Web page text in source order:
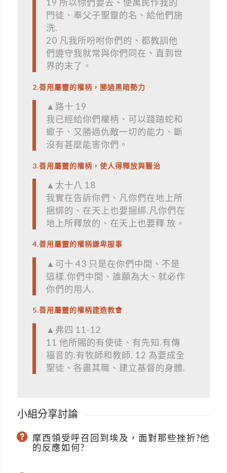
19 所以你們要去、使萬民作我的
門徒、奉父子聖靈的名、給他們施
洗.
20 凡我所吩咐你們的、都教訓他
們遵守我就常與你們同在、直到世
界的末了。
2.善用屬靈的權柄，勝過黑暗勢力
▲路十 19
我已經給你們權柄、可以踐踏蛇和
蠍子、又勝過仇敵一切的能力、斷
沒有甚麼能害你們。
3.善用屬靈的權柄，使人得釋放與醫治
▲太十八 18
我實在告訴你們、凡你們在地上所
捆綁的、在天上也要捆綁.凡你們在
地上所釋放的、在天上也要釋 放。
4.善用屬靈的權柄謙卑服事
▲可十 43 只是在你們中間、不是
這樣.你們中間、誰願為大、就必作
你們的用人.
5.善用屬靈的權柄建造教會
▲弗四 11-12
11 他所賜的有使徒、有先知.有傳
福音的.有牧師和教師. 12 為要成全
聖徒、各盡其職、建立基督的身體.
小組分享討論
摩西領受呼召回到埃及，面對那些挫折?他
的反應如何?